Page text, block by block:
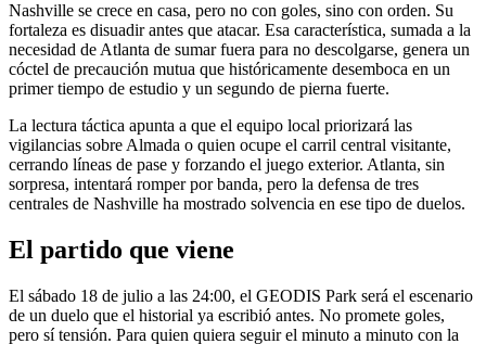
Nashville se crece en casa, pero no con goles, sino con orden. Su
fortaleza es disuadir antes que atacar. Esa característica, sumada a la
necesidad de Atlanta de sumar fuera para no descolgarse, genera un
cóctel de precaución mutua que históricamente desemboca en un
primer tiempo de estudio y un segundo de pierna fuerte.
La lectura táctica apunta a que el equipo local priorizará las
vigilancias sobre Almada o quien ocupe el carril central visitante,
cerrando líneas de pase y forzando el juego exterior. Atlanta, sin
sorpresa, intentará romper por banda, pero la defensa de tres
centrales de Nashville ha mostrado solvencia en ese tipo de duelos.
El partido que viene
El sábado 18 de julio a las 24:00, el GEODIS Park será el escenario
de un duelo que el historial ya escribió antes. No promete goles,
pero sí tensión. Para quien quiera seguir el minuto a minuto con la